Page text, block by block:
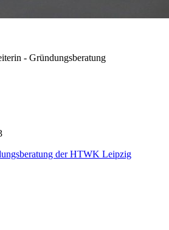
- Gründungsberatung
der HTWK Leipzig